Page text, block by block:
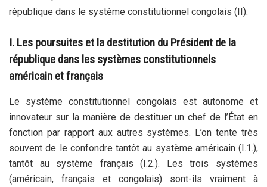
république dans le système constitutionnel congolais (II).
I. Les poursuites et la destitution du Président de la
république dans les systèmes constitutionnels
américain et français
Le système constitutionnel congolais est autonome et
innovateur sur la manière de destituer un chef de l’État en
fonction par rapport aux autres systèmes. L’on tente très
souvent de le confondre tantôt au système américain (I.1.),
tantôt au système français (I.2.). Les trois systèmes
(américain, français et congolais) sont-ils vraiment à